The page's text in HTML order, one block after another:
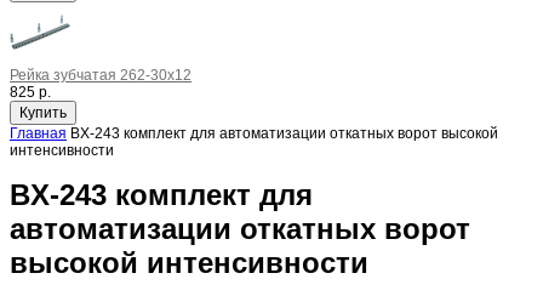
Рейка зубчатая 262-30x12
825 р.
Главная BX-243 комплект для автоматизации откатных ворот высокой
интенсивности
BX-243 комплект для
автоматизации откатных ворот
высокой интенсивности